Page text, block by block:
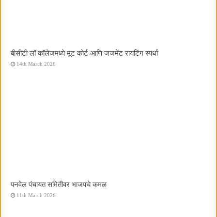
बीसीटी लॉ कॉलेजमध्ये मूट कोर्ट आणि जजमेंट रायटिंग स्पर्धा
14th March 2026
पनवेल पंचायत समितीवर भाजपचे कमळ
11th March 2026